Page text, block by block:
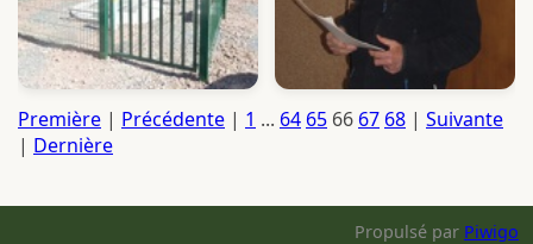
Première | Précédente | 1 ... 64 65 66 67 68 | Suivante
| Dernière
Propulsé par Piwigo